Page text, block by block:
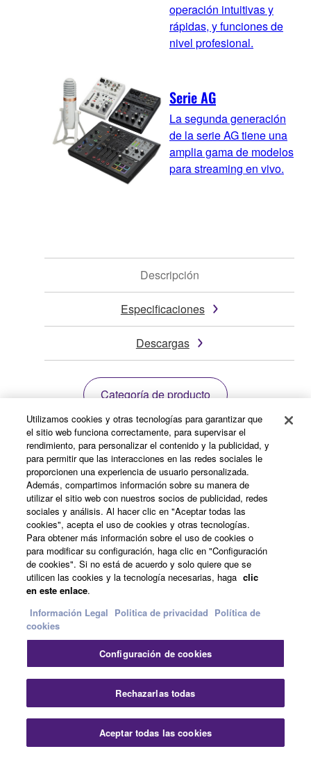
operación intuitivas y
rápidas, y funciones de
nivel profesional.
Serie AG
La segunda generación
de la serie AG tiene una
amplia gama de modelos
para streaming en vivo.
Descripción
Especificaciones
Descargas
Categoría de producto
* Las especificaciones están sujetas a cambios sin
previo aviso. Los colores y acabados mostrados pueden
variar de los de los productos reales.
Yamaha - Yamaha - España
Audio
Música y producción de audio
Productos
Inferfaces
Serie URX
Productos
Educación Musical
Utilizamos cookies y otras tecnologías para garantizar que
el sitio web funciona correctamente, para supervisar el
rendimiento, para personalizar el contenido y la publicidad, y
para permitir que las interacciones en las redes sociales le
proporcionen una experiencia de usuario personalizada.
Además, compartimos información sobre su manera de
utilizar el sitio web con nuestros socios de publicidad, redes
sociales y análisis. Al hacer clic en "Aceptar todas las
cookies", acepta el uso de cookies y otras tecnologías.
Para obtener más información sobre el uso de cookies o
para modificar su configuración, haga clic en "Configuración
de cookies". Si no está de acuerdo y solo quiere que se
utilicen las cookies y la tecnología necesarias, haga clic
en este enlace.
Información Legal Politica de privacidad Política de
cookies
Configuración de cookies
Rechazarlas todas
Aceptar todas las cookies